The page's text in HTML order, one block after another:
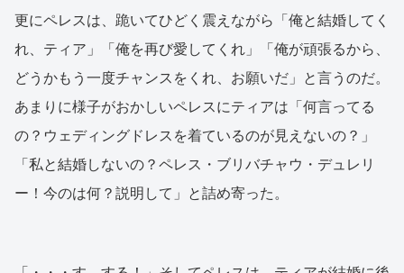
更にペレスは、跪いてひどく震えながら「俺と結婚してく
れ、ティア」「俺を再び愛してくれ」「俺が頑張るから、
どうかもう一度チャンスをくれ、お願いだ」と言うのだ。
あまりに様子がおかしいペレスにティアは「何言ってる
の？ウェディングドレスを着ているのが見えないの？」
「私と結婚しないの？ペレス・ブリバチャウ・デュレリ
ー！今のは何？説明して」と詰め寄った。